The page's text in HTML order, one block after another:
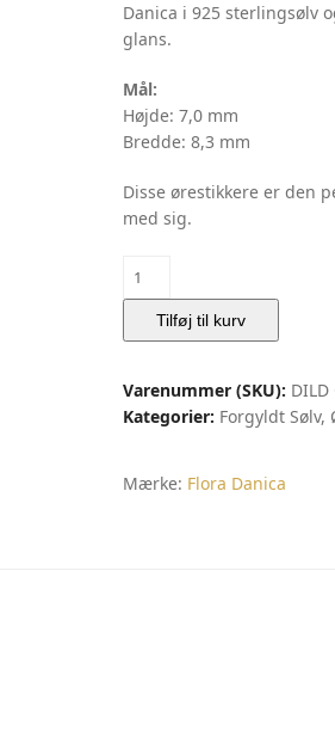
Danica i 925 sterlingsølv
glans.
Mål:
Højde: 7,0 mm
Bredde: 8,3 mm
Disse ørestikkere er den
med sig.
DILD
ØRESTIKKERE
Flora
antal
Tilføj til kurv
Varenummer (SKU): DILD
Kategorier: Forgyldt Sølv,
Mærke: Flora Danica